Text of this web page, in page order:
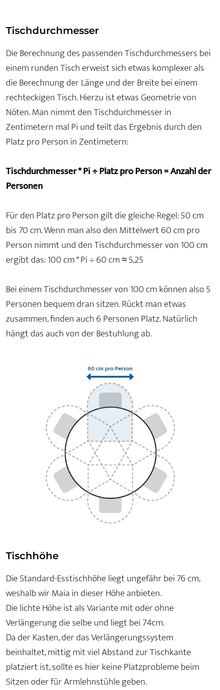
Tischdurchmesser
Die Berechnung des passenden Tischdurchmessers bei
einem runden Tisch erweist sich etwas komplexer als
die Berechnung der Länge und der Breite bei einem
rechteckigen Tisch. Hierzu ist etwas Geometrie von
Nöten. Man nimmt den Tischdurchmesser in
Zentimetern mal Pi und teilt das Ergebnis durch den
Platz pro Person in Zentimetern:
Tischdurchmesser * Pi ÷ Platz pro Person = Anzahl der
Personen
Für den Platz pro Person gilt die gleiche Regel: 50 cm
bis 70 cm. Wenn man also den Mittelwert 60 cm pro
Person nimmt und den Tischdurchmesser von 100 cm
ergibt das: 100 cm * Pi ÷ 60 cm ≈ 5,25
Bei einem Tischdurchmesser von 100 cm können also 5
Personen bequem dran sitzen. Rückt man etwas
zusammen, finden auch 6 Personen Platz. Natürlich
hängt das auch von der Bestuhlung ab.
Tischhöhe
Die Standard-Esstischhöhe liegt ungefähr bei 76 cm,
weshalb wir Maia in dieser Höhe anbieten.
Die lichte Höhe ist als Variante mit oder ohne
Verlängerung die selbe und liegt bei 74cm.
Da der Kasten, der das Verlängerungssystem
beinhaltet, mittig mit viel Abstand zur Tischkante
platziert ist, sollte es hier keine Platzprobleme beim
Sitzen oder für Armlehnstühle geben.